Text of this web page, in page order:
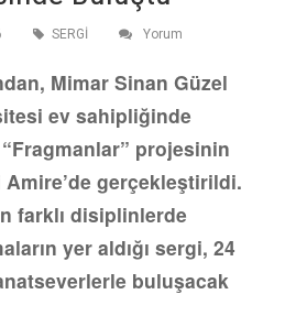
SERGİ Yorum
Mimar Sinan Güzel
ev sahipliğinde
projesinin
Amire’de gerçekleştirildi.
farklı disiplinlerde
yer aldığı sergi, 24
buluşacak